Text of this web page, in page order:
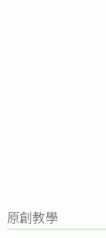
原創教學